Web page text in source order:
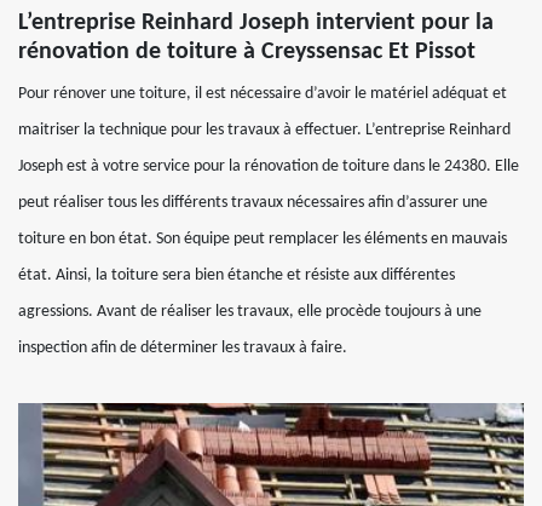
L’entreprise Reinhard Joseph intervient pour la
rénovation de toiture à Creyssensac Et Pissot
Pour rénover une toiture, il est nécessaire d’avoir le matériel adéquat et
maitriser la technique pour les travaux à effectuer. L’entreprise Reinhard
Joseph est à votre service pour la rénovation de toiture dans le 24380. Elle
peut réaliser tous les différents travaux nécessaires afin d’assurer une
toiture en bon état. Son équipe peut remplacer les éléments en mauvais
état. Ainsi, la toiture sera bien étanche et résiste aux différentes
agressions. Avant de réaliser les travaux, elle procède toujours à une
inspection afin de déterminer les travaux à faire.